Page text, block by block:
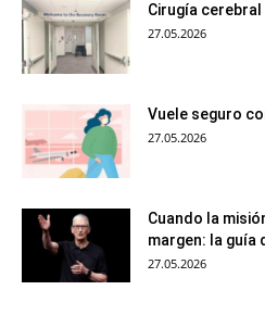
Cirugía cerebral
27.05.2026
Vuele seguro
27.05.2026
Cuando la
margen: la guía
27.05.2026